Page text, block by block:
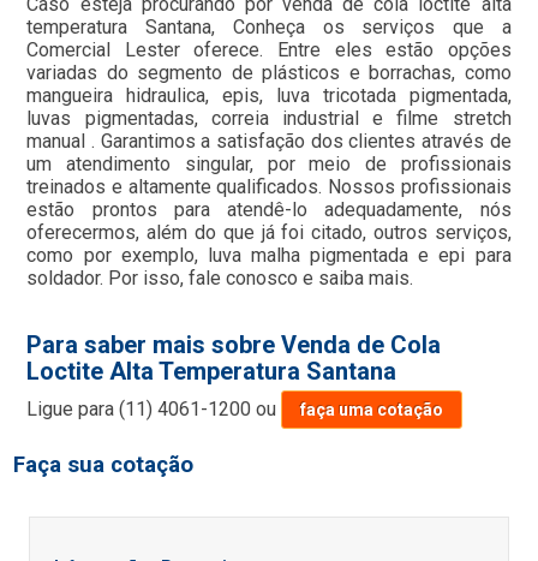
temperatura Santana, Conheça os serviços que a
Comercial Lester oferece. Entre eles estão opções
variadas do segmento de plásticos e borrachas, como
mangueira hidraulica, epis, luva tricotada pigmentada,
luvas pigmentadas, correia industrial e filme stretch
manual . Garantimos a satisfação dos clientes através de
um atendimento singular, por meio de profissionais
treinados e altamente qualificados. Nossos profissionais
estão prontos para atendê-lo adequadamente, nós
oferecermos, além do que já foi citado, outros serviços,
como por exemplo, luva malha pigmentada e epi para
soldador. Por isso, fale conosco e saiba mais.
Para saber mais sobre Venda de Cola
Loctite Alta Temperatura Santana
Ligue para(11) 4061-1200 ou faça uma cotação
Faça sua cotação